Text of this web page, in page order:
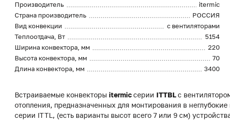
Производитель
itermic
Страна производитель
РОССИЯ
Вид конвекции
с вентиляторами
Теплоотдача, Вт
5154
Ширина конвектора, мм
220
Высота конвектора, мм
70
Длина конвектора, мм
3400
Встраиваемые конвекторы itermicсерии ITTBLс
отопления, предназначенных для монтирования в
серии ITTL, (есть варианты высот всего 7 или 9 см)